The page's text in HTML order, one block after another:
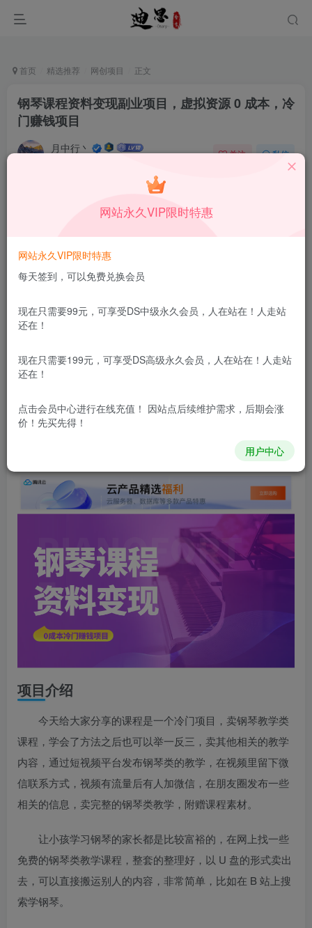
首页 精选推荐 网创项目 正文
钢琴课程资料变现副业项目，虚拟资源 0 成本，冷
门赚钱项目
月中行丶 关注 私信
此内容为免费资源，请登录后查看
本站付费资源为网络虚拟产品，由于网络资源具有极快的可复制性，
于商业用途。如有侵权、不妥之处，请第一时间联系我们删
除！
本站所有内容来自互联网收集，仅供学习和交流，请勿用于商业
用途。如有侵权、不妥之处，请第一时间联系我们删除！
项目介绍
今天给大家分享的课程是一个冷门项目，卖钢琴教学类
课程，学会了方法之后也可以举一反三，卖其他相关的教学
内容，通过短视频平台发布钢琴类的教学，在视频里留下微
信联系方式，视频有流量后有人加微信，在朋友圈发布一些
相关的信息，卖完整的钢琴类教学，附赠课程素材。
让小孩学习钢琴的家长都是比较富裕的，在网上找一些
免费的钢琴类教学课程，整套的整理好，以 U 盘的形式卖出
去，可以直接搬运别人的内容，非常简单，比如在 B 站上搜
索学钢琴。
网站永久VIP限时特惠
网站永久VIP限时特惠
每天签到，可以免费兑换会员
现在只需要99元，可享受DS中级永久会员，人在站在！人走站
还在！
现在只需要199元，可享受DS高级永久会员，人在站在！人走站
还在！
点击会员中心进行在线充值！ 因站点后续维护需求，后期会涨
价！先买先得！
用户中心